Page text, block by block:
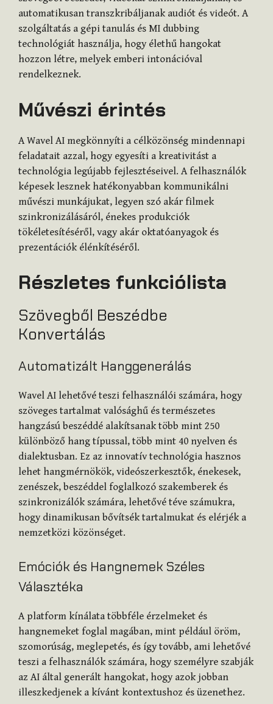
automatikusan transzkribáljanak audiót és videót. A
szolgáltatás a gépi tanulás és MI dubbing
technológiát használja, hogy élethű hangokat
hozzon létre, melyek emberi intonációval
rendelkeznek.
Művészi érintés
A Wavel AI megkönnyíti a célközönség mindennapi
feladatait azzal, hogy egyesíti a kreativitást a
technológia legújabb fejlesztéseivel. A felhasználók
képesek lesznek hatékonyabban kommunikálni
művészi munkájukat, legyen szó akár filmek
szinkronizálásáról, énekes produkciók
tökéletesítéséről, vagy akár oktatóanyagok és
prezentációk élénkítéséről.
Részletes funkciólista
Szövegből Beszédbe
Konvertálás
Automatizált Hanggenerálás
Wavel AI lehetővé teszi felhasználói számára, hogy
szöveges tartalmat valósághű és természetes
hangzású beszéddé alakítsanak több mint 250
különböző hang típussal, több mint 40 nyelven és
dialektusban. Ez az innovatív technológia hasznos
lehet hangmérnökök, videószerkesztők, énekesek,
zenészek, beszéddel foglalkozó szakemberek és
szinkronizálók számára, lehetővé téve számukra,
hogy dinamikusan bővítsék tartalmukat és elérjék a
nemzetközi közönséget.
Emóciók és Hangnemek Széles
Választéka
A platform kínálata többféle érzelmeket és
hangnemeket foglal magában, mint például öröm,
szomorúság, meglepetés, és így tovább, ami lehetővé
teszi a felhasználók számára, hogy személyre szabják
az AI által generált hangokat, hogy azok jobban
illeszkedjenek a kívánt kontextushoz és üzenethez.